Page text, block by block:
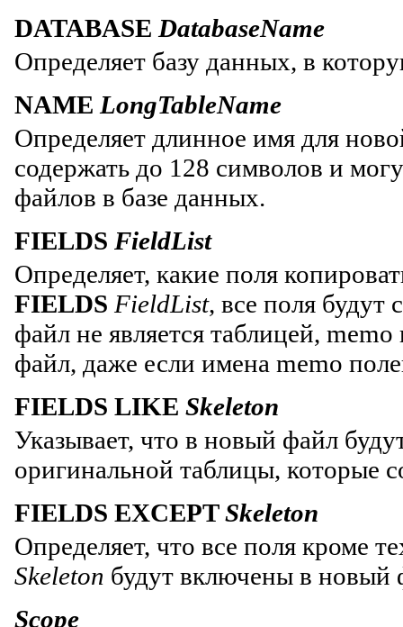
DATABASE DatabaseName
Определяет базу данных, в
NAME LongTableName
Определяет длинное имя для
содержать до 128 символов и
файлов в базе данных.
FIELDS FieldList
Определяет, какие поля
FIELDS FieldList, все поля будут
файл не является таблицей,
файл, даже если имена memo
FIELDS LIKE Skeleton
Указывает, что в новый файл
оригинальной таблицы, которые
FIELDS EXCEPTSkeleton
Определяет, что все поля кроме
Skeleton будут включены в новый
Scope